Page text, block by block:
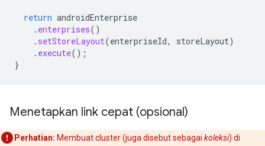
return androidEnterprise
. enterprises()
. setStoreLayout(enterpriseId, storeLayout)
. execute();
}
Menetapkan link cepat (opsional)
Perhatian: Membuat cluster (juga disebut sebagai koleksi) di